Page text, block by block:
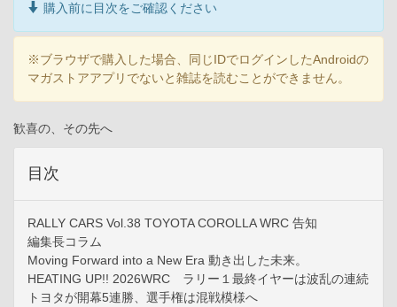
購入前に目次をご確認ください
※ブラウザで購入した場合、同じIDでログインしたAndroidの
マガストアアプリでないと雑誌を読むことができません。
歓喜の、その先へ
目次
RALLY CARS Vol.38 TOYOTA COROLLA WRC 告知
編集長コラム
Moving Forward into a New Era 動き出した未来。
HEATING UP!! 2026WRC ラリー１最終イヤーは波乱の連続
トヨタが開幕5連勝、選手権は混戦模様へ